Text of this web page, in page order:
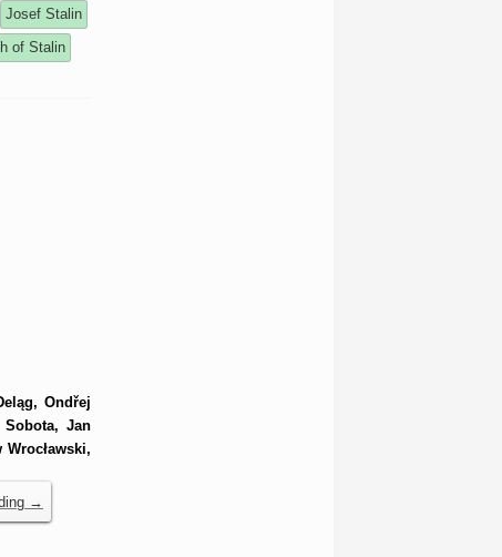
Josef Stalin
of Stalin
Ondřej
Jan
→